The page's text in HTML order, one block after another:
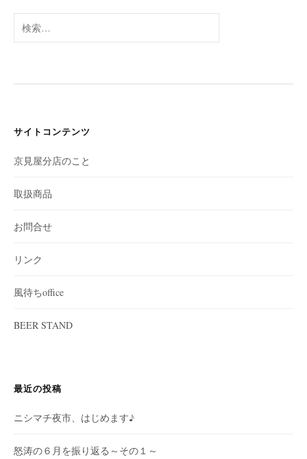
ブ
索:
サイトコンテンツ
京見屋分店のこと
取扱商品
お問合せ
リンク
風待ちoffice
BEER STAND
最近の投稿
ニシマチ夜市、はじめます♪
怒涛の６月を振り返る～その１～